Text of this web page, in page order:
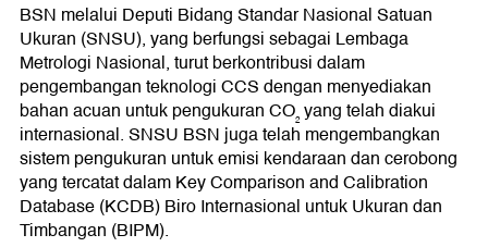
BSN melalui Deputi Bidang Standar Nasional Satuan
Ukuran (SNSU), yang berfungsi sebagai Lembaga
Metrologi Nasional, turut berkontribusi dalam
pengembangan teknologi CCS dengan menyediakan
bahan acuan untuk pengukuran CO₂ yang telah diakui
internasional. SNSU BSN juga telah mengembangkan
sistem pengukuran untuk emisi kendaraan dan cerobong
yang tercatat dalam Key Comparison and Calibration
Database (KCDB) Biro Internasional untuk Ukuran dan
Timbangan (BIPM).